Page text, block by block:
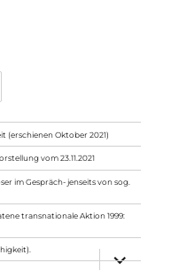
(erschienen Oktober 2021)
vom 23.11.2021
im Gespräch- jenseits von sog.
transnationale Aktion 1999:
anzeigen